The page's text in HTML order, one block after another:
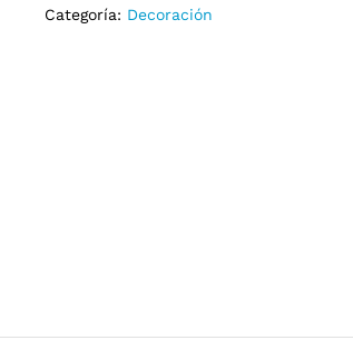
Categoría: Decoración